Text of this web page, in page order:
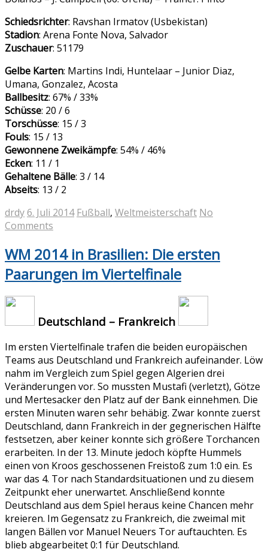
Schiedsrichter: Ravshan Irmatov (Usbekistan)
Stadion: Arena Fonte Nova, Salvador
Zuschauer: 51179
Gelbe Karten: Martins Indi, Huntelaar – Junior Diaz,
Umana, Gonzalez, Acosta
Ballbesitz: 67% / 33%
Schüsse: 20 / 6
Torschüsse: 15 / 3
Fouls: 15 / 13
Gewonnene Zweikämpfe: 54% / 46%
Ecken: 11 / 1
Gehaltene Bälle: 3 / 14
Abseits: 13 / 2
drdy6. Juli 2014 Fußball, Weltmeisterschaft No
Comments
WM 2014 in Brasilien: Die ersten
Paarungen im Viertelfinale
Deutschland – Frankreich
Im ersten Viertelfinale trafen die beiden europäischen
Teams aus Deutschland und Frankreich aufeinander. Löw
nahm im Vergleich zum Spiel gegen Algerien drei
Veränderungen vor. So mussten Mustafi (verletzt), Götze
und Mertesacker den Platz auf der Bank einnehmen. Die
ersten Minuten waren sehr behäbig. Zwar konnte zuerst
Deutschland, dann Frankreich in der gegnerischen Hälfte
festsetzen, aber keiner konnte sich größere Torchancen
erarbeiten. In der 13. Minute jedoch köpfte Hummels
einen von Kroos geschossenen Freistoß zum 1:0 ein. Es
war das 4. Tor nach Standardsituationen und zu diesem
Zeitpunkt eher unerwartet. Anschließend konnte
Deutschland aus dem Spiel heraus keine Chancen mehr
kreieren. Im Gegensatz zu Frankreich, die zweimal mit
langen Bällen vor Manuel Neuers Tor auftauchten. Es
blieb abgearbeitet 0:1 für Deutschland.